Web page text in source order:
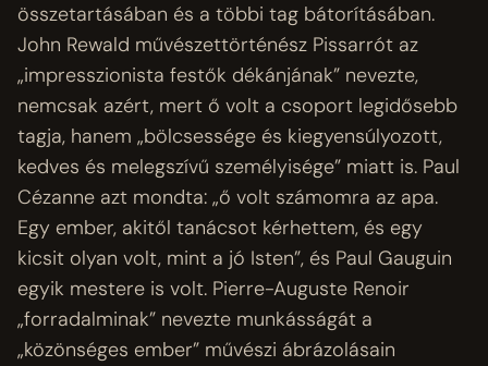
összetartásában és a többi tag bátorításában.
John Rewald művészettörténész Pissarrót az
„impresszionista festők dékánjának” nevezte,
nemcsak azért, mert ő volt a csoport legidősebb
tagja, hanem „bölcsessége és kiegyensúlyozott,
kedves és melegszívű személyisége” miatt is. Paul
Cézanne azt mondta: „ő volt számomra az apa.
Egy ember, akitől tanácsot kérhettem, és egy
kicsit olyan volt, mint a jó Isten”, és Paul Gauguin
egyik mestere is volt. Pierre-Auguste Renoir
„forradalminak” nevezte munkásságát a
„közönséges ember” művészi ábrázolásain